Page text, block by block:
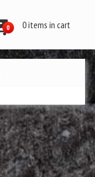
0 0 items in cart